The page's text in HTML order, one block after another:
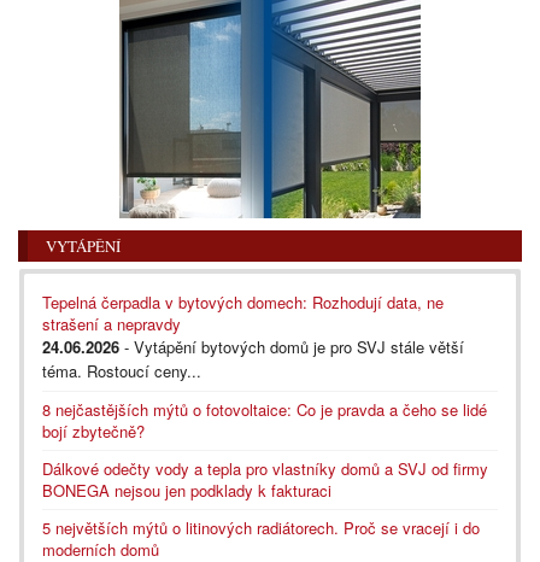
VYTÁPĚNÍ
Tepelná čerpadla v bytových domech: Rozhodují data, ne
strašení a nepravdy
24.06.2026 - Vytápění bytových domů je pro SVJ stále větší
téma. Rostoucí ceny...
8 nejčastějších mýtů o fotovoltaice: Co je pravda a čeho se lidé
bojí zbytečně?
Dálkové odečty vody a tepla pro vlastníky domů a SVJ od firmy
BONEGA nejsou jen podklady k fakturaci
5 největších mýtů o litinových radiátorech. Proč se vracejí i do
moderních domů